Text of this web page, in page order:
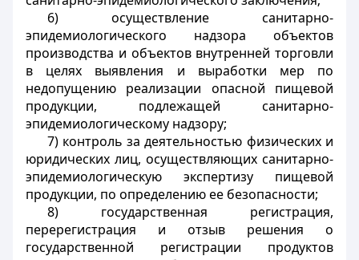
6) осуществление санитарно-
эпидемиологического надзора объектов
производства и объектов внутренней торговли
в целях выявления и выработки мер по
недопущению реализации опасной пищевой
продукции, подлежащей санитарно-
эпидемиологическому надзору;
7) контроль за деятельностью физических и
юридических лиц, осуществляющих санитарно-
эпидемиологическую экспертизу пищевой
продукции, по определению ее безопасности;
8) государственная регистрация,
перерегистрация и отзыв решения о
государственной регистрации продуктов